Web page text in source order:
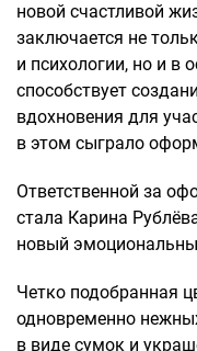
новой счастливой
заключается не
и психологии, но и в
способствует
вдохновения для
в этом сыграло
Ответственной за
стала Карина
новый
Четко подобранная
одновременно
в виде сумок и